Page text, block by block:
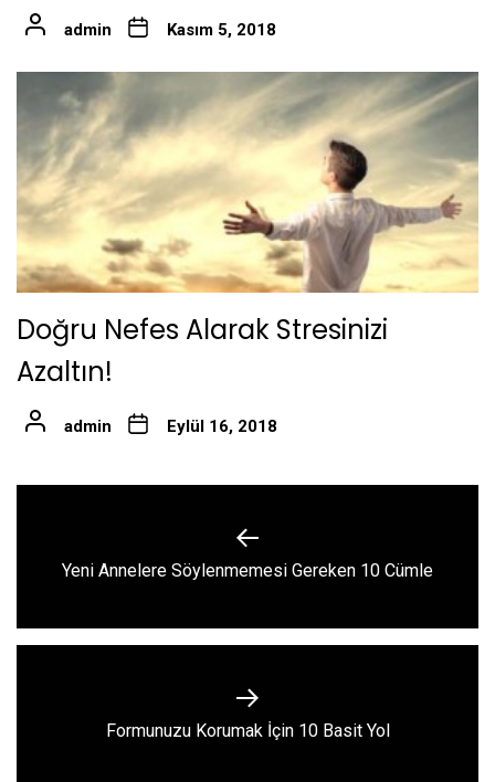
admin Kasım 5, 2018
Doğru Nefes Alarak Stresinizi
Azaltın!
admin Eylül 16, 2018
Previous
Yeni Annelere Söylenmemesi Gereken 10 Cümle
Next
Formunuzu Korumak İçin 10 Basit Yol